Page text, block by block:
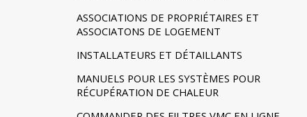
ASSOCIATIONS DE PROPRIÉTAIRES ET
ASSOCIATONS DE LOGEMENT
INSTALLATEURS ET DÉTAILLANTS
MANUELS POUR LES SYSTÈMES POUR
RÉCUPÉRATION DE CHALEUR